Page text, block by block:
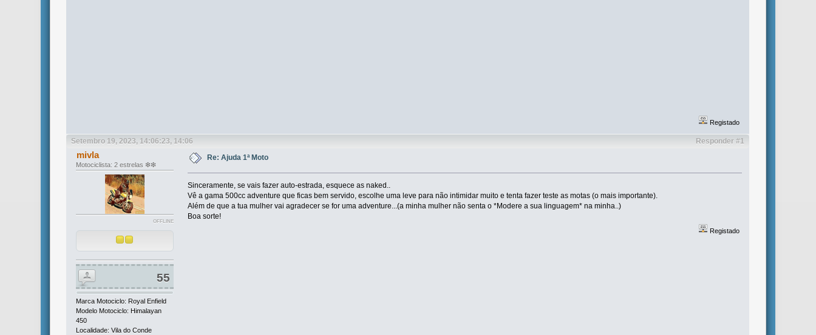
Registado
Setembro 19, 2023, 14:06:23, 14:06 Responder #1
mivla
Motociclista: 2 estrelas ❇❇
OFFLINE
55
Marca Motociclo: Royal Enfield
Modelo Motociclo: Himalayan
450
Localidade: Vila do Conde
Re: Ajuda 1ª Moto
Sinceramente, se vais fazer auto-estrada, esquece as naked..
Vê a gama 500cc adventure que ficas bem servido, escolhe uma leve para não intimidar muito e tenta fazer teste as motas (o mais importante).
Além de que a tua mulher vai agradecer se for uma adventure...(a minha mulher não senta o *Modere a sua linguagem* na minha..)
Boa sorte!
Registado